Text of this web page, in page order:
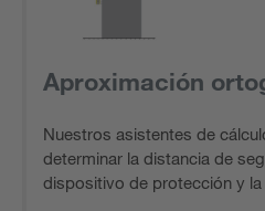
Aproximación
Nuestros asistentes de
determinar la distancia de
dispositivo de protección y la